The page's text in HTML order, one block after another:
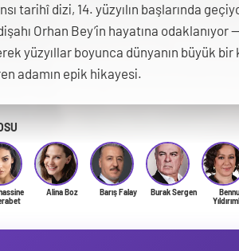
tarihî dizi, 14. yüzyılın başlarında
Orhan Bey’in hayatına
yüzyıllar boyunca dünyanın büyük
adamın epik hikayesi.
Alina Boz Barış Falay Burak Sergen
Bennu